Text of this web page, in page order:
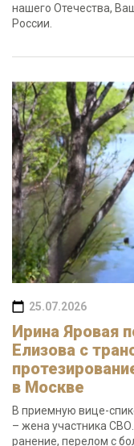
нашего Отечества,
России.
25.07.2026
Ирина Яровая
Елизова с
в Москве
В приемную вице-
– жена участника
ранение, перелом с